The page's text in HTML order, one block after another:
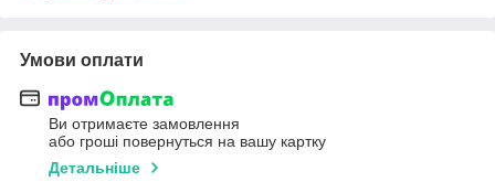
Умови оплати
Ви отримаєте замовлення
або гроші повернуться на вашу картку
Детальніше